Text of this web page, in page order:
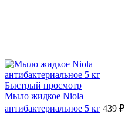
Быстрый просмотр
Мыло жидкое Niola
антибактериальное 5 кг 439 ₽